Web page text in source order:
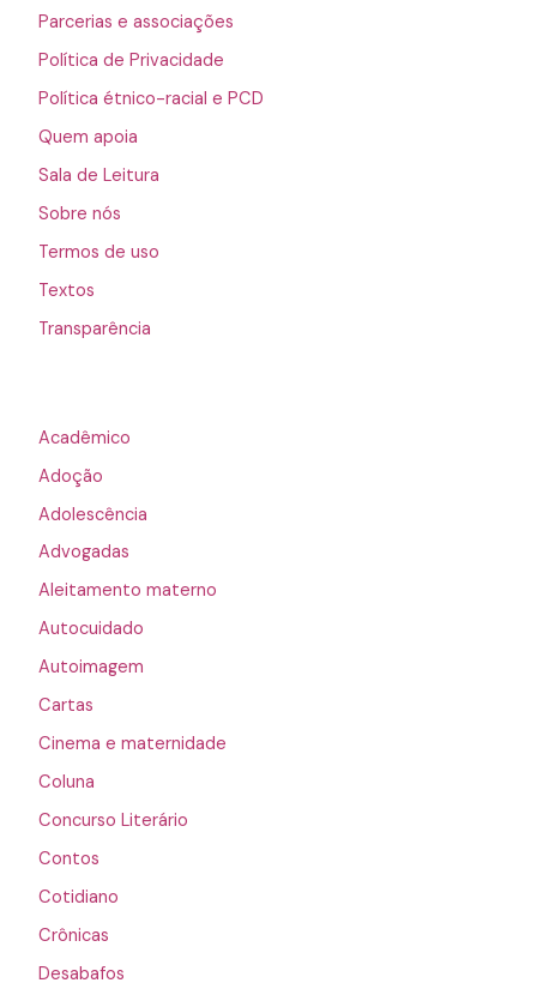
Parcerias e associações
Política de Privacidade
Política étnico-racial e PCD
Quem apoia
Sala de Leitura
Sobre nós
Termos de uso
Textos
Transparência
Acadêmico
Adoção
Adolescência
Advogadas
Aleitamento materno
Autocuidado
Autoimagem
Cartas
Cinema e maternidade
Coluna
Concurso Literário
Contos
Cotidiano
Crônicas
Desabafos